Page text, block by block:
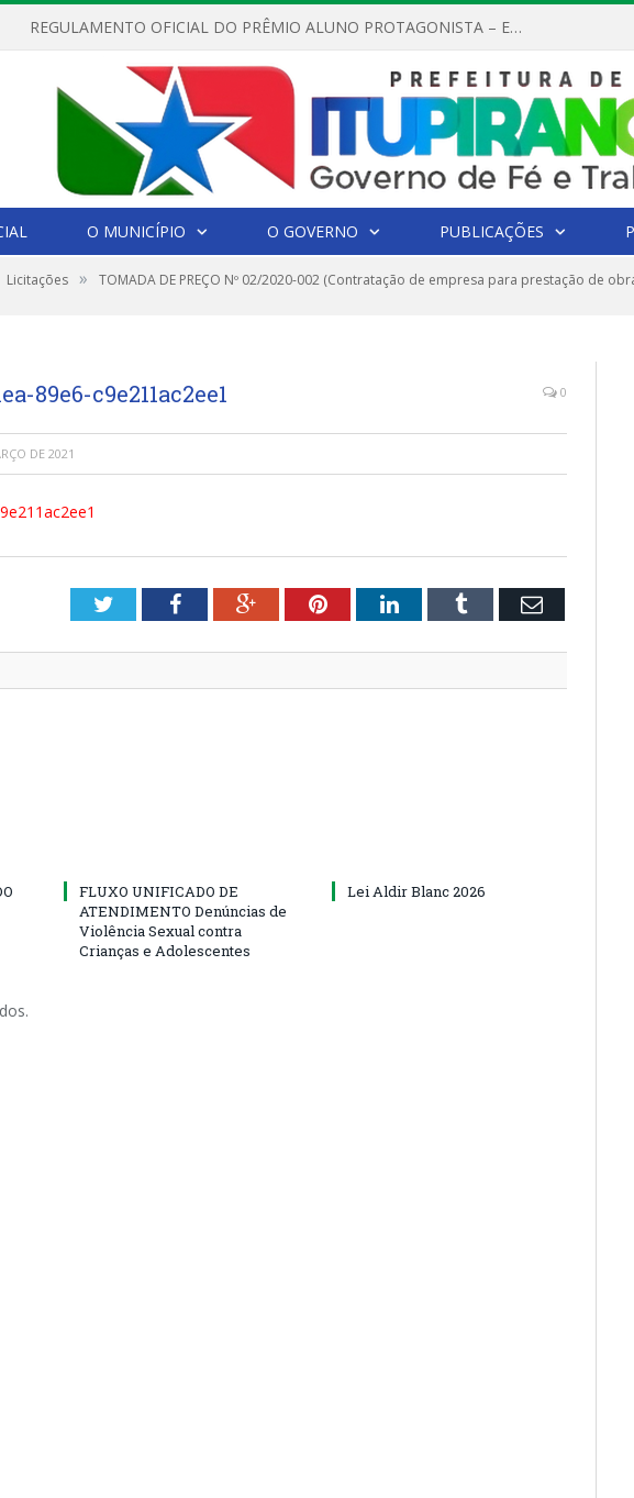
REGULAMENTO OFICIAL DO PRÊMIO ALUNO PROTAGONISTA – EDIÇÃO 2026
O MUNICÍPIO O GOVERNO PUBLICAÇÕES
Licitações » TOMADA DE PREÇO Nº 02/2020-002 (Contratação de empresa para prestação de
89e6-c9e211ac2ee1 0
DE 2021
TwitterFacebookGoogle+PinterestLinkedInTumblr Email
FLUXO UNIFICADO DE
ATENDIMENTO Denúncias de
Violência Sexual contra
Crianças e Adolescentes
Lei Aldir Blanc 2026